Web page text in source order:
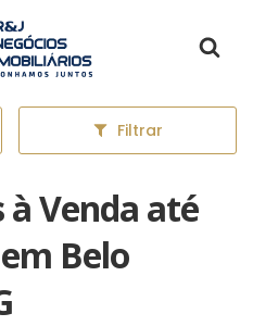
Filtrar
Venda até
Belo